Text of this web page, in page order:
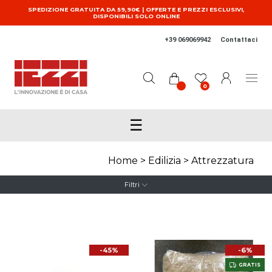
Salta al contenuto principale
SPEDIZIONE GRATUITA DA 59,90€ | OFFERTE E PREZZI ESCLUSIVI,
DISPONIBILI SOLO ONLINE
+39 069069942 Contattaci
0
☰
Home > Edilizia > Attrezzatura
Filtri
-45% -6%
GRATIS